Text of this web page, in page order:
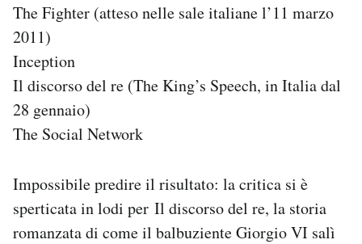
The Fighter (atteso nelle sale italiane l’11 marzo
2011)
Inception
Il discorso del re (The King’s Speech, in Italia dal
28 gennaio)
The Social Network
Impossibile predire il risultato: la critica si è
sperticata in lodi per Il discorso del re, la storia
romanzata di come il balbuziente Giorgio VI salì